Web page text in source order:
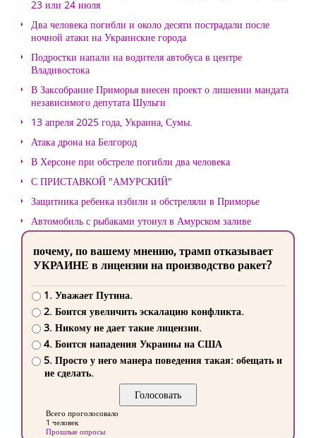
23 или 24 июля
Два человека погибли и около десяти пострадали после
ночной атаки на Украинские города
Подростки напали на водителя автобуса в центре
Владивостока
В Заксобрание Приморья внесен проект о лишении мандата
независимого депутата Шульги
13 апреля 2025 года, Украина, Сумы.
Атака дрона на Белгород
В Херсоне при обстреле погибли два человека
С ПРИСТАВКОЙ "АМУРСКИЙ"
Защитника ребенка избили и обстреляли в Приморье
Автомобиль с рыбаками утонул в Амурском заливе
почему, по вашему мнению, трамп отказывает
УКРАИНЕ в лицензии на производство ракет?
1. Уважает Путина.
2. Боится увеличить эскалацию конфликта.
3. Никому не дает такие лицензии.
4. Боится нападения Украины на США
5. Просто у него манера поведения такая: обещать и
не сделать.
Всего проголосовало
1 человек
Прошлые опросы